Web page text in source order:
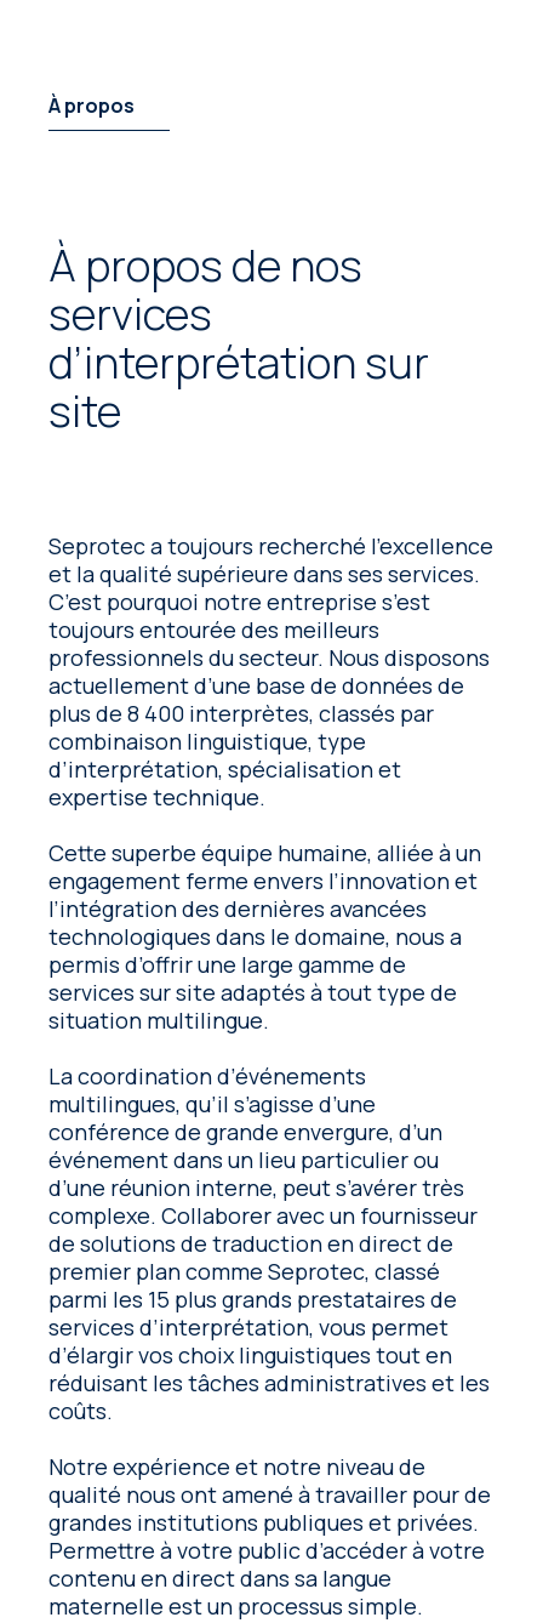
À propos
À propos de nos
services
d’interprétation sur
site
Seprotec a toujours recherché l’excellence
et la qualité supérieure dans ses services.
C’est pourquoi notre entreprise s’est
toujours entourée des meilleurs
professionnels du secteur. Nous disposons
actuellement d’une base de données de
plus de 8 400 interprètes, classés par
combinaison linguistique, type
d’interprétation, spécialisation et
expertise technique.
Cette superbe équipe humaine, alliée à un
engagement ferme envers l’innovation et
l’intégration des dernières avancées
technologiques dans le domaine, nous a
permis d’offrir une large gamme de
services sur site adaptés à tout type de
situation multilingue.
La coordination d’événements
multilingues, qu’il s’agisse d’une
conférence de grande envergure, d’un
événement dans un lieu particulier ou
d’une réunion interne, peut s’avérer très
complexe. Collaborer avec un fournisseur
de solutions de traduction en direct de
premier plan comme Seprotec, classé
parmi les 15 plus grands prestataires de
services d’interprétation, vous permet
d’élargir vos choix linguistiques tout en
réduisant les tâches administratives et les
coûts.
Notre expérience et notre niveau de
qualité nous ont amené à travailler pour de
grandes institutions publiques et privées.
Permettre à votre public d’accéder à votre
contenu en direct dans sa langue
maternelle est un processus simple.